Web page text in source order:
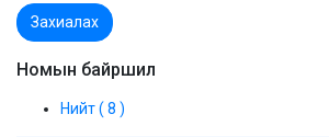
Захиалах
Номын байршил
Нийт ( 8 )